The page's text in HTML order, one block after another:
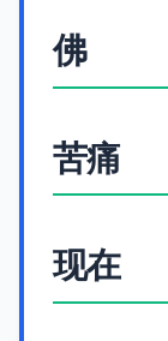
佛
苦痛
现在